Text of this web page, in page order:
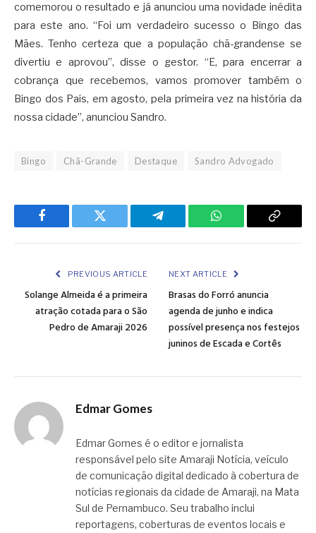
comemorou o resultado e já anunciou uma novidade inédita
para este ano. “Foi um verdadeiro sucesso o Bingo das
Mães. Tenho certeza que a população chã-grandense se
divertiu e aprovou”, disse o gestor. “E, para encerrar a
cobrança que recebemos, vamos promover também o
Bingo dos Pais, em agosto, pela primeira vez na história da
nossa cidade”, anunciou Sandro.
Bingo Chã-Grande Destaque Sandro Advogado
Facebook Twitter Telegram WhatsApp Copy
PREVIOUS ARTICLE
Solange Almeida é a primeira
atração cotada para o São
Pedro de Amaraji 2026
NEXT ARTICLE
Brasas do Forró anuncia
agenda de junho e indica
possível presença nos festejos
juninos de Escada e Cortês
Edmar Gomes
Edmar Gomes é o editor e jornalista
responsável pelo site Amaraji Notícia, veículo
de comunicação digital dedicado à cobertura de
notícias regionais da cidade de Amaraji, na Mata
Sul de Pernambuco. Seu trabalho inclui
reportagens, coberturas de eventos locais e